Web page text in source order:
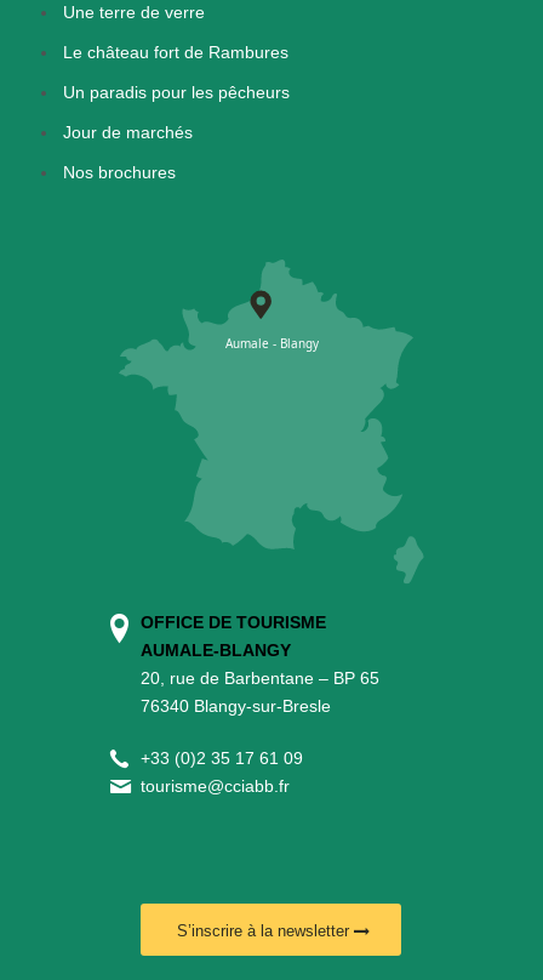
Une terre de verre
Le château fort de Rambures
Un paradis pour les pêcheurs
Jour de marchés
Nos brochures
OFFICE DE TOURISME
AUMALE-BLANGY
20, rue de Barbentane – BP 65
76340 Blangy-sur-Bresle
+33 (0)2 35 17 61 09
tourisme@cciabb.fr
S’inscrire à la newsletter